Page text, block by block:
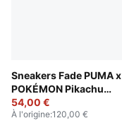
Sneakers Fade PUMA x
POKÉMON Pikachu
Enfant et Adolescent
54,00 €
À l'origine:120,00 €